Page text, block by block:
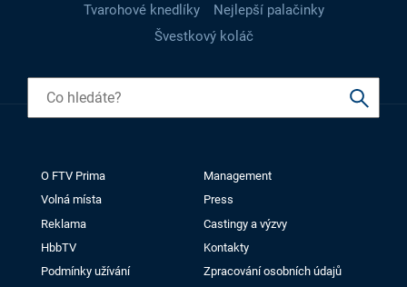
Tvarohové knedlíky
Nejlepší palačinky
Švestkový koláč
O FTV Prima
Management
Volná místa
Press
Reklama
Castingy a výzvy
HbbTV
Kontakty
Podmínky užívání
Zpracování osobních údajů